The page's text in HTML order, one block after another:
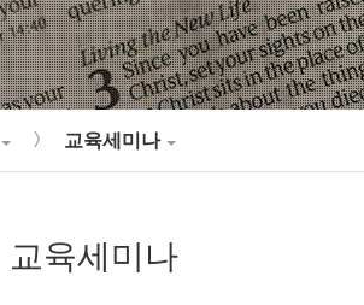
> 교육세미나
교육세미나